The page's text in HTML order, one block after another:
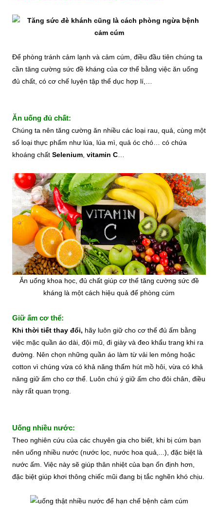
Để phòng tránh cảm lạnh và cảm cúm, điều đầu tiên chúng ta
cần tăng cường sức đề kháng của cơ thể bằng việc ăn uống
đủ chất, có cơ chế luyện tập thể dục hợp lí,…
Ăn uống đủ chất:
Chúng ta nên tăng cường ăn nhiều các loại rau, quả, cùng một
số loại thực phẩm như lúa, lúa mì, quả óc chó… có chứa
khoáng chất Selenium vitamin C
Ăn uống khoa học, đủ chất giúp cơ thể tăng cường sức đề
kháng là một cách hiệu quả để phòng cúm
Giữ ấm cơ thể:
Khi thời tiết thay đổi, hãy luôn giữ cho cơ thể đủ ấm bằng
việc mặc quần áo dài, đội mũ, đi giày và đeo khẩu trang khi ra
đường. Nên chọn những quần áo làm từ vải len mỏng hoặc
cotton vì chúng vừa có khả năng thấm hút mồ hôi, vừa có khả
năng giữ ấm cho cơ thể. Luôn chú ý giữ ấm cho đôi chân, điều
này rất quan trọng.
Uống nhiều nước:
Theo nghiên cứu của các chuyên gia cho biết, khi bị cúm bạn
nên uống nhiều nước (nước lọc, nước hoa quả,...), đặc biệt là
nước ấm. Việc này sẽ giúp thân nhiệt của bạn ổn định hơn,
đặc biệt giúp khơi thông chiếc mũi đang bị tắc nghẽn khó chịu.